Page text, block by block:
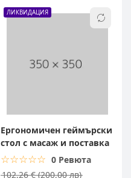
ЛИКВИДАЦИЯ
Ергономичен геймърски
стол с масаж и поставка
☆☆☆☆☆
★★★★★ 0 Ревюта
102,26 € (200,00 лв)